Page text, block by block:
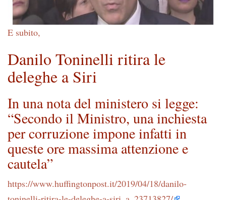
E subito,
Danilo Toninelli ritira le
deleghe a Siri
In una nota del ministero si legge:
“Secondo il Ministro, una inchiesta
per corruzione impone infatti in
queste ore massima attenzione e
cautela”
https://www.huffingtonpost.it/2019/04/18/danilo-